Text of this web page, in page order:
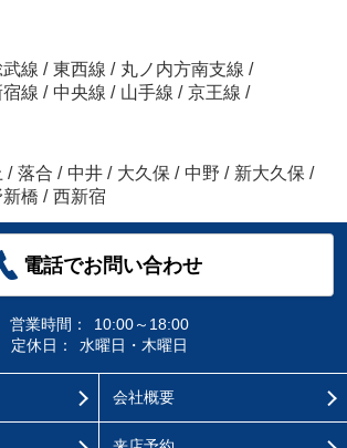
線 / 東西線 / 丸ノ内方南支線 /
線 / 中央線 / 山手線 / 京王線 /
/ 落合 / 中井 / 大久保 / 中野 / 新大久保 /
橋 / 西新宿
電話でお問い合わせ
営業時間：
10:00～18:00
定休日：
水曜日・木曜日
会社概要